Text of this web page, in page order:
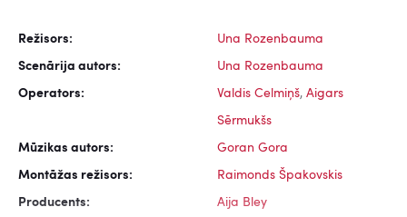
Režisors: Una Rozenbauma
Scenārija autors: Una Rozenbauma
Operators: Valdis Celmiņš, Aigars
Sērmukšs
Mūzikas autors: Goran Gora
Montāžas režisors: Raimonds Špakovskis
Producents: Aija Bley